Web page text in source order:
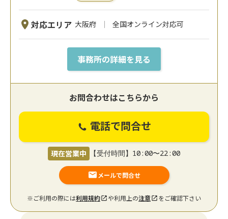
対応エリア 大阪府 全国オンライン対応可
事務所の詳細を見る
お問合わせはこちらから
電話で問合せ
現在営業中 【受付時間】10:00〜22:00
メールで問合せ
※ご利用の際には利用規約 や利用上の注意 をご確認下さい